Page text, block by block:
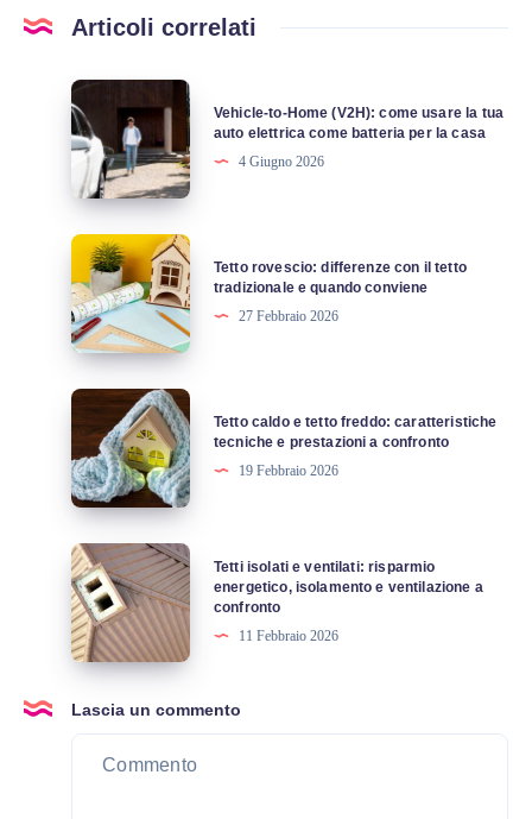
Articoli correlati
Vehicle-
to-
Home
(V2H):
come
usare
tua
auto
elettrica
come
batteria
la
casa
Vehicle-to-Home (V2H): come usare la tua
auto elettrica come batteria per la casa
4 Giugno 2026
Tetto
rovescio:
differenze
con
tetto
tradizionale
e
quando
conviene
Tetto rovescio: differenze con il tetto
tradizionale e quando conviene
27 Febbraio 2026
Tetto
caldo
e
tetto
freddo:
caratteristiche
tecniche
e
prestazioni
confronto
Tetto caldo e tetto freddo: caratteristiche
tecniche e prestazioni a confronto
19 Febbraio 2026
Tetti
isolati
e
ventilati:
risparmio
energetico,
isolamento
Tetti isolati e ventilati: risparmio
energetico, isolamento e ventilazione a
confronto
11 Febbraio 2026
Lascia un commento